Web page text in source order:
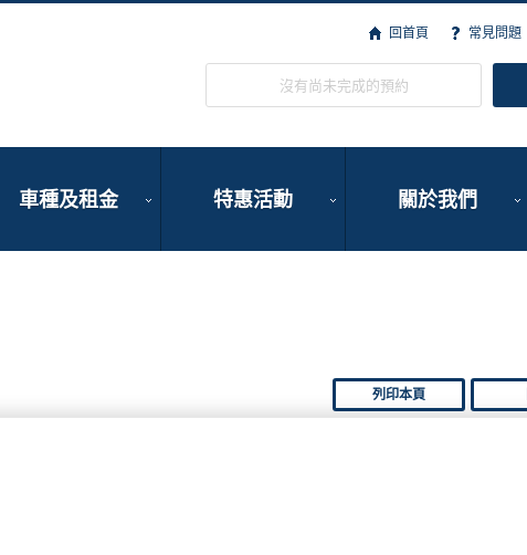
回首頁 常見問題
沒有尚未完成的預約
車種及租金 特惠活動 關於我們
列印本頁